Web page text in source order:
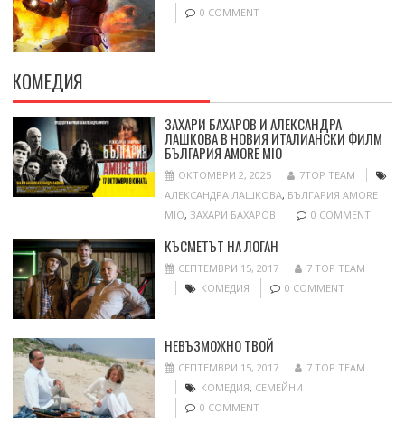
0 COMMENT
КОМЕДИЯ
ЗАХАРИ БАХАРОВ И АЛЕКСАНДРА
ЛАШКОВА В НОВИЯ ИТАЛИАНСКИ ФИЛМ
БЪЛГАРИЯ AMORE MIO
ОКТОМВРИ 2, 2025
7TOP TEAM
АЛЕКСАНДРА ЛАШКОВА, БЪЛГАРИЯ AMORE
MIO, ЗАХАРИ БАХАРОВ 0 COMMENT
КЪСМЕТЪТ НА ЛОГАН
СЕПТЕМВРИ 15, 2017
7 TOP TEAM
КОМЕДИЯ
0 COMMENT
НЕВЪЗМОЖНО ТВОЙ
СЕПТЕМВРИ 15, 2017
7 TOP TEAM
КОМЕДИЯ, СЕМЕЙНИ
0 COMMENT